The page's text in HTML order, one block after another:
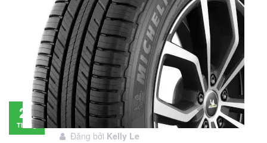
28
Tháng
Đánh giá lốp Michelin Primacy SUV: Đáng
đầu tư không?
Đăng bởi Kelly Le